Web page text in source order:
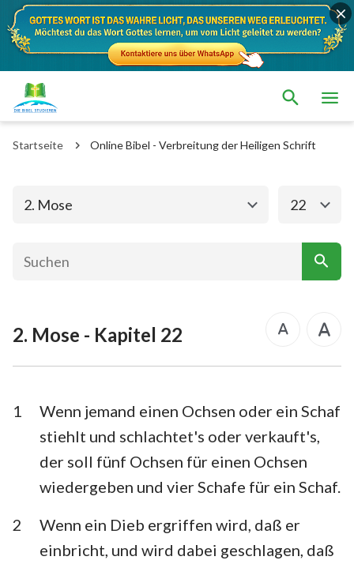
Startseite Online Bibel - Verbreitung der Heiligen Schrift
2. Mose
Das alte Testament Das neue Testament
1. Mose 2. Mose
5. Mose
1.Samuel
1. Chronik
Esra Nehemia
Esther Hiob
Psalm Sprüche
Klagelieder Hesekiel
22
2. Mose - Kapitel 22
1
Wenn jemand einen Ochsen oder ein Schaf
stiehlt und schlachtet's oder verkauft's,
der soll fünf Ochsen für einen Ochsen
wiedergeben und vier Schafe für ein Schaf.
2
Wenn ein Dieb ergriffen wird, daß er
einbricht, und wird dabei geschlagen, daß